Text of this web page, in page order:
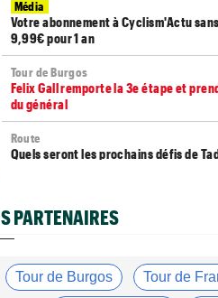
Média
Votre abonnement à Cyclism'Actu
9,99€ pour 1 an
Tour de Burgos
Felix Gall remporte la 3e étape et
du général
Route
Quels seront les prochains défis de
TV
Un Allemand de la Visma victime
2e fois en 2 mois !
PARTENAIRES
Tour de Burgos Tour de